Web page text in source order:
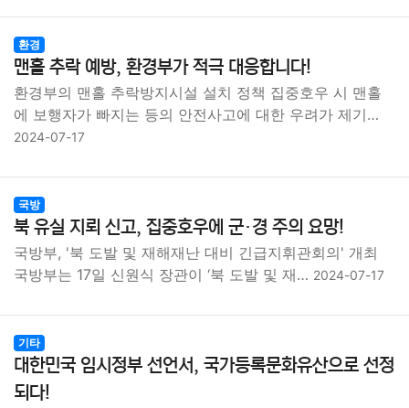
환경
맨홀 추락 예방, 환경부가 적극 대응합니다!
환경부의 맨홀 추락방지시설 설치 정책 집중호우 시 맨홀
에 보행자가 빠지는 등의 안전사고에 대한 우려가 제기…
2024-07-17
국방
북 유실 지뢰 신고, 집중호우에 군·경 주의 요망!
국방부, '북 도발 및 재해재난 대비 긴급지휘관회의' 개최
국방부는 17일 신원식 장관이 ‘북 도발 및 재… 2024-07-17
기타
대한민국 임시정부 선언서, 국가등록문화유산으로 선정
되다!